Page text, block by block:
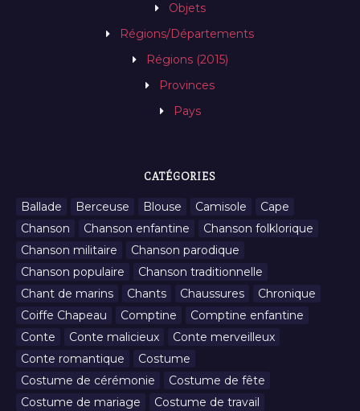
Objets
Régions/Départements
Régions (2015)
Provinces
Pays
CATÉGORIES
Ballade Berceuse Blouse Camisole
Cape
Chanson
Chanson enfantine
Chanson folklorique
Chanson militaire
Chanson parodique
Chanson populaire
Chanson traditionnelle
Chant de marins
Chants Chaussures
Chronique
Coiffe Chapeau
Comptine
Comptine enfantine
Conte
Conte malicieux
Conte merveilleux
Conte romantique
Costume
Costume de cérémonie
Costume de fête
Costume de mariage
Costume de travail